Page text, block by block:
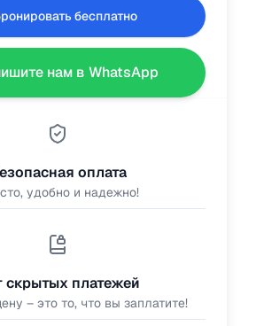
бесплатно
нам в WhatsApp
оплата
удобно и надежно!
скрытых платежей
– это то, что вы заплатите!